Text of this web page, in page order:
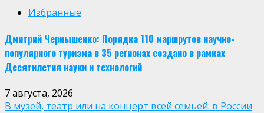
Избранные
Дмитрий Чернышенко: Порядка 110 маршрутов научно-
популярного туризма в 35 регионах создано в рамках
Десятилетия науки и технологий
7 августа, 2026
В музей, театр или на концерт всей семьей: в России